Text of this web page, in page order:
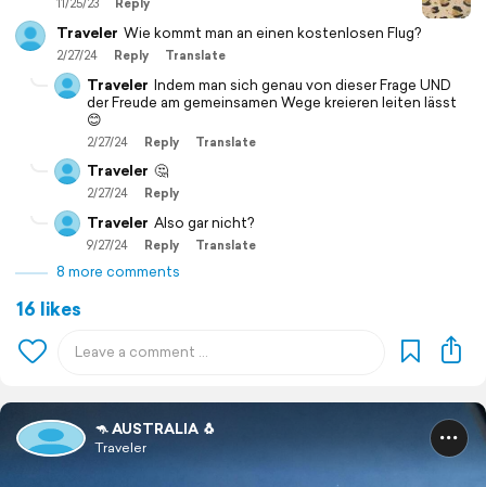
11/25/23 Reply
Traveler Wie kommt man an einen kostenlosen Flug?
2/27/24 Reply Translate
Traveler Indem man sich genau von dieser Frage UND
der Freude am gemeinsamen Wege kreieren leiten lässt
😊
2/27/24 Reply Translate
Traveler 🤔
2/27/24 Reply
Traveler Also gar nicht?
9/27/24 Reply Translate
8 more comments
16 likes
🦘 AUSTRALIA 🐧
Traveler